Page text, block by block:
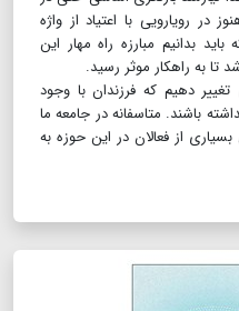
در رویارویی با اعتیاد از واژه
بدانیم مبارزه راه مهار این
تا به راهکار موثر رسید.
تغییر دهیم که فرزندان با وجود
باشند. متاسفانه در جامعه ما
از فعالان در این حوزه به